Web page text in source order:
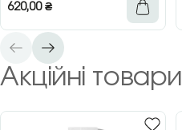
620,00₴
Акційні товари